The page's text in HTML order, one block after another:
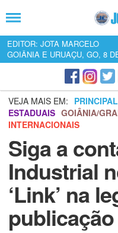
EDITOR: JOTA MARCELO
GOIÂNIA E URUAÇU, GO, 8
VEJA MAIS EM: PRINCIPAL
ESTADUAIS GOIÂNIA/
INTERNACIONAIS
Siga a
Industrial
‘Link’ na
publicação